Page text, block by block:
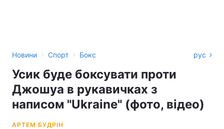
Новини › Спорт › Бокс рус
Усик буде боксувати проти
Джошуа в рукавичках з
написом "Ukraine" (фото, відео)
АРТЕМ БУДРІН